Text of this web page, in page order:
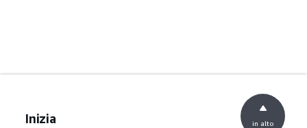
Inizia in alto